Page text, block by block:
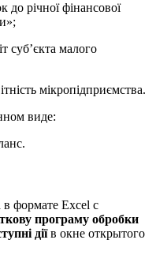
річної фінансової
суб’єкта малого
мікропідприємства.
виде:
в формате Excel с
програму обробки
діїв окне открытого